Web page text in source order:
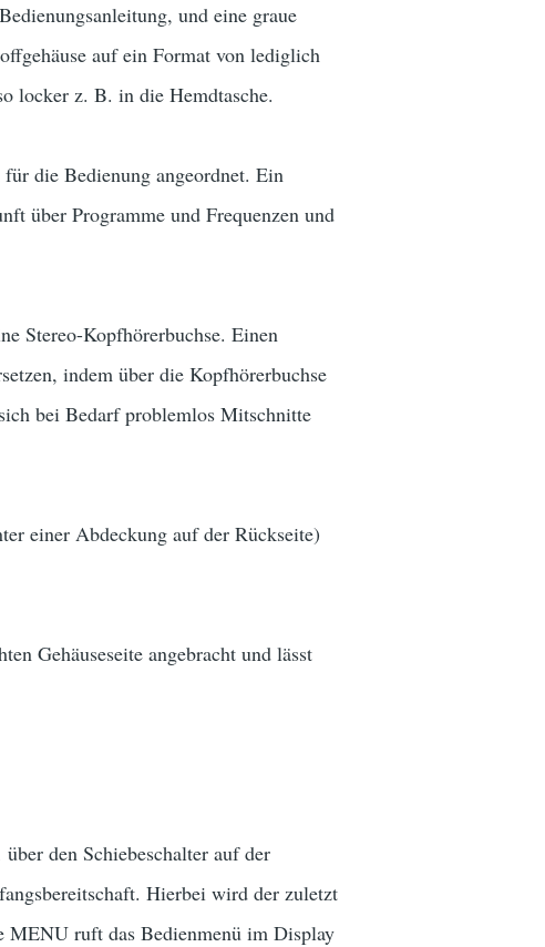
und eine graue
auf ein Format von lediglich
locker z. B. in die Hemdtasche.
die Bedienung angeordnet. Ein
über Programme und Frequenzen und
Stereo-Kopfhörerbuchse. Einen
indem über die Kopfhörerbuchse
bei Bedarf problemlos Mitschnitte
einer Abdeckung auf der Rückseite)
Gehäuseseite angebracht und lässt
den Schiebeschalter auf der
Hierbei wird der zuletzt
MENU ruft das Bedienmenü im Display